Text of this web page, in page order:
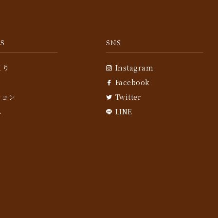
ン
SNS
Instagram
Facebook
Twitter
LINE